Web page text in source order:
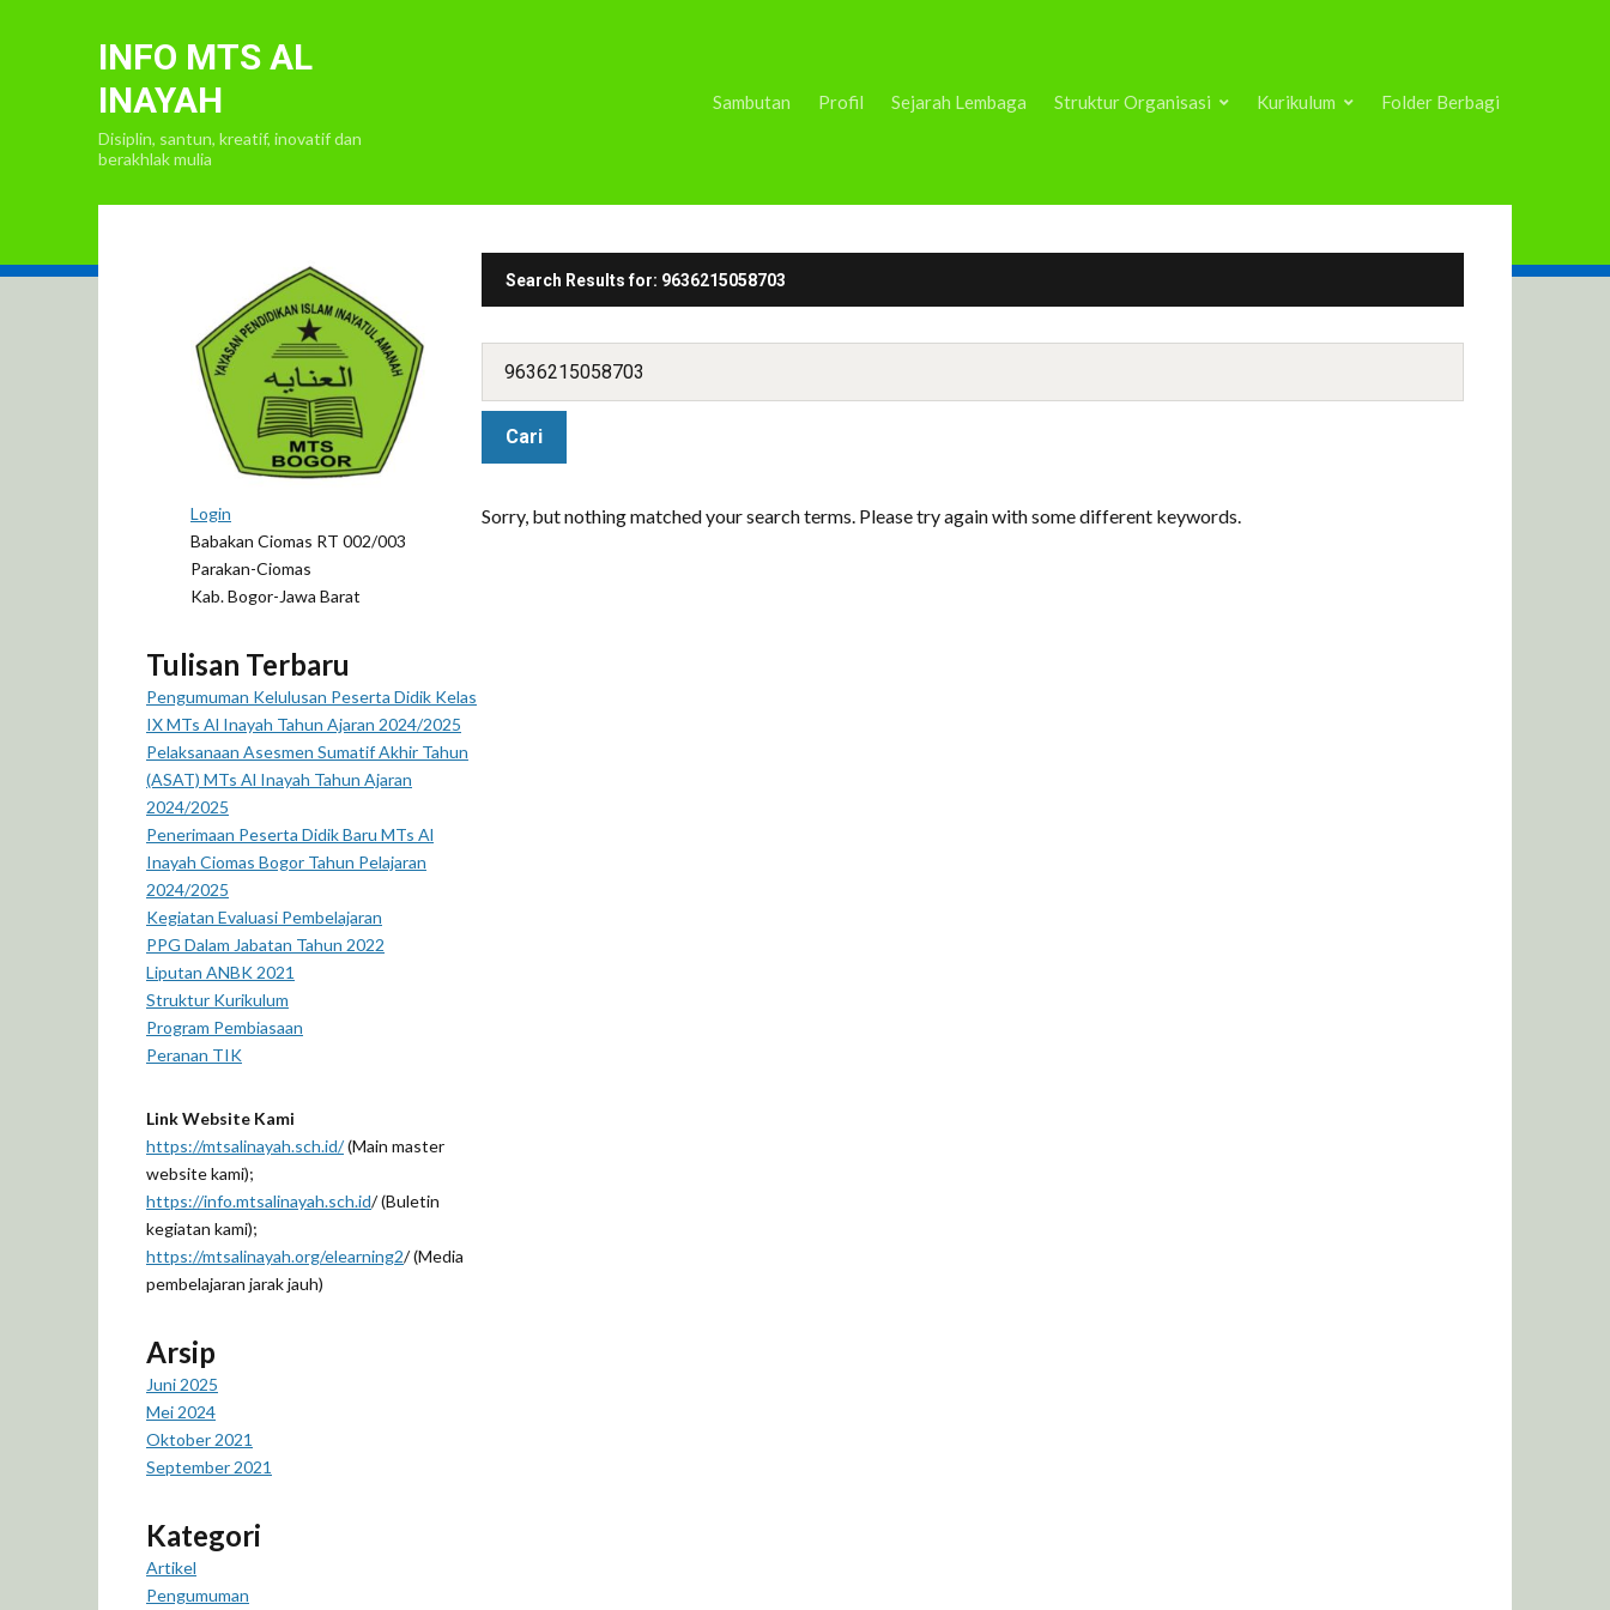
INFO MTS AL
INAYAH
Disiplin, santun, kreatif, inovatif dan
berakhlak mulia
Sambutan Profil Sejarah Lembaga Struktur Organisasi Kurikulum Folder Berbagi
Search Results for: 9636215058703
Sorry, but nothing matched your search terms. Please try again with some different keywords.
Login
Babakan Ciomas RT 002/003
Parakan-Ciomas
Kab. Bogor-Jawa Barat
Tulisan Terbaru
Pengumuman Kelulusan Peserta Didik Kelas
IX MTs Al Inayah Tahun Ajaran 2024/2025
Pelaksanaan Asesmen Sumatif Akhir Tahun
(ASAT) MTs Al Inayah Tahun Ajaran
2024/2025
Penerimaan Peserta Didik Baru MTs Al
Inayah Ciomas Bogor Tahun Pelajaran
2024/2025
Kegiatan Evaluasi Pembelajaran
PPG Dalam Jabatan Tahun 2022
Liputan ANBK 2021
Struktur Kurikulum
Program Pembiasaan
Peranan TIK
Link Website Kami
https://mtsalinayah.sch.id/(Main master
website kami);
https://info.mtsalinayah.sch.id/ (Buletin
kegiatan kami);
https://mtsalinayah.org/elearning2/ (Media
pembelajaran jarak jauh)
Arsip
Juni 2025
Mei 2024
Oktober 2021
September 2021
Kategori
Artikel
Pengumuman